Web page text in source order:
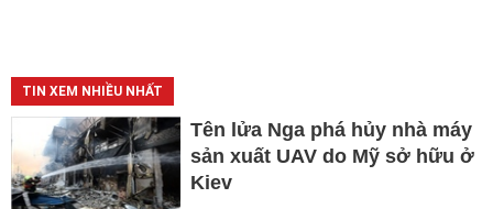
TIN XEM NHIỀU NHẤT
Tên lửa Nga phá hủy nhà máy
sản xuất UAV do Mỹ sở hữu ở
Kiev